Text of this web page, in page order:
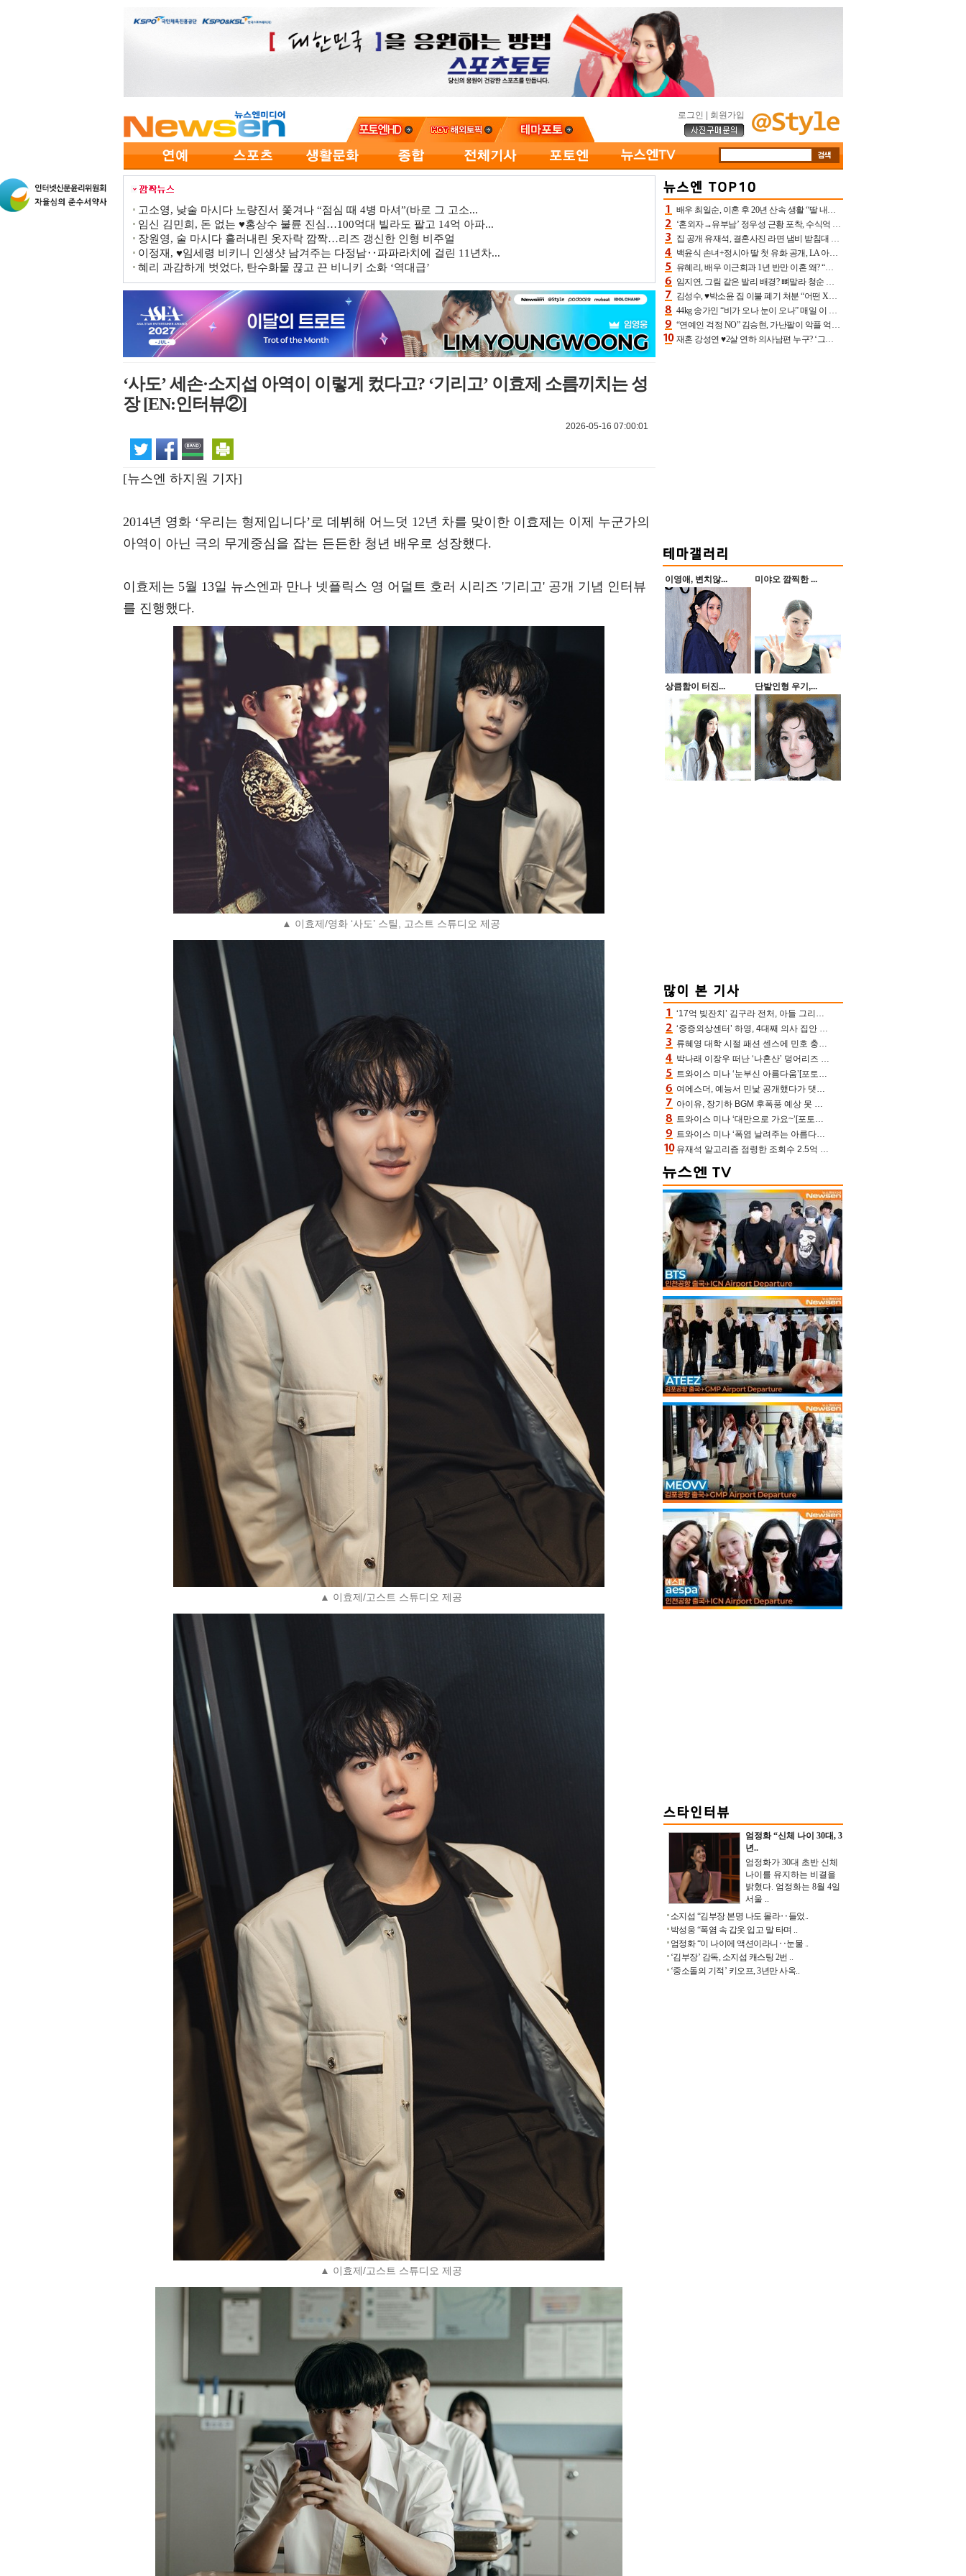
로그인 회원가입
고소영, 낮술 마시다 노량진서 쫓겨나 “점심 때 4병 마셔”(바로 그 고소...
임신 김민희, 돈 없는 ♥홍상수 불륜 진심…100억대 빌라도 팔고 14억 아파...
장원영, 술 마시다 흘러내린 옷자락 깜짝…리즈 갱신한 인형 비주얼
이정재, ♥임세령 비키니 인생샷 남겨주는 다정남‥파파라치에 걸린 11년차...
혜리 과감하게 벗었다, 탄수화물 끊고 끈 비니키 소화 ‘역대급’
‘사도’ 세손·소지섭 아역이 이렇게 컸다고? ‘기리고’ 이효제 소름끼치는 성
장 [EN:인터뷰②]
2026-05-16 07:00:01
[뉴스엔 하지원 기자]
2014년 영화 ‘우리는 형제입니다’로 데뷔해 어느덧 12년 차를 맞이한 이효제는 이제 누군가의
아역이 아닌 극의 무게중심을 잡는 든든한 청년 배우로 성장했다.
이효제는 5월 13일 뉴스엔과 만나 넷플릭스 영 어덜트 호러 시리즈 '기리고' 공개 기념 인터뷰
를 진행했다.
▲ 이효제/영화 ‘사도’ 스틸, 고스트 스튜디오 제공
▲ 이효제/고스트 스튜디오 제공
▲ 이효제/고스트 스튜디오 제공
배우 최일순, 이혼 후 20년 산속 생활 “딸 내가 버렸다고 원망‥맘 아파”(특종)[어제TV]
‘혼외자→유부남’ 정우성 근황 포착, 수식억 해킹 피해 후배 만났다 “존경하는”
집 공개 유재석, 결혼사진 라면 냄비 받침대 되고 분노‥가족사진도 피해(놀뭐)[어제TV]
백윤식 손녀+정시아 딸 첫 유화 공개, LA 아트쇼→서울국제조각페스타 작가다운 수준급 실력
유혜리, 배우 이근희과 1년 반만 이혼 왜? “식칼 꽂고 의자 던져” 충격 폭로(특종)[어제TV]
임지연, 그림 같은 발리 배경? 뼈말라 청순 비키니 핏에 상대 안 되네
김성수, ♥박소윤 집 이불 폐기 처분 “어떤 X이랑 썼을지 몰라” 질투(신랑수업2)[어제TV]
44kg 송가인 “비가 오나 눈이 오나” 매일 이 운동, 허벅지 근육량 상승+체지방 감소
“연예인 걱정 NO” 김승현, 가난팔이 악플 억울할만‥아내+딸과 日 여행
재혼 강성연 ♥2살 연하 의사남편 누구? ‘그알’ 자문의에 훈남 비주얼 초엘리트 스펙 [종합]
이영애, 변치않... 미야오 깜찍한 ...
상큼함이 터진... 단발인형 우기,...
‘17억 빚잔치’ 김구라 전처, 아들 그리는 “나 뿐인데” 친엄마 챙기는 효심 눈길
‘중증외상센터’ 하영, 4대째 의사 집안 인증 “증조부, 고종 황제 진료”(옥문아)[어제TV]
류혜영 대학 시절 패션 센스에 민호 충격 “레몬색 레깅스에 다리 없는 줄”(나혼산)
박나래 이장우 떠난 ‘나혼산’ 덩어리즈 왔다, 1인 1케이크에 팜유 전현무 충격[어제TV]
트와이스 미나 ‘눈부신 아름다움’[포토엔HD]
여에스더, 예능서 민낯 공개했다가 댓글에 충격 “눈 왜 저렇게 처졌냐고”(에스더TV)
아이유, 장기하 BGM 후폭풍 예상 못 했나‥삭제 오보→윤가이까지 엮여 시끌
트와이스 미나 ‘대만으로 가요~’[포토엔HD]
트와이스 미나 ‘폭염 날려주는 아름다움’[포토엔HD]
유재석 알고리즘 점령한 조회수 2.5억 신박한 다비치, 강민경 덩달아 긴장(해투)
엄정화 “신체 나이 30대, 3
년..
엄정화가 30대 초반 신체
나이를 유지하는 비결을
밝혔다. 엄정화는 8월 4일
서울 ..
소지섭 “김부장 본명 나도 몰라‥들었..
박성웅 “폭염 속 갑옷 입고 말 타며 ..
엄정화 “이 나이에 액션이라니‥눈물 ..
‘김부장’ 감독, 소지섭 캐스팅 2번 ..
‘중소돌의 기적’ 키오프, 3년만 사옥..